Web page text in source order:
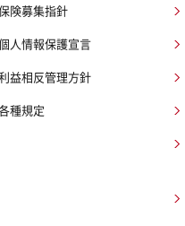
険募集指針
人情報保護宣言
益相反管理方針
種規定